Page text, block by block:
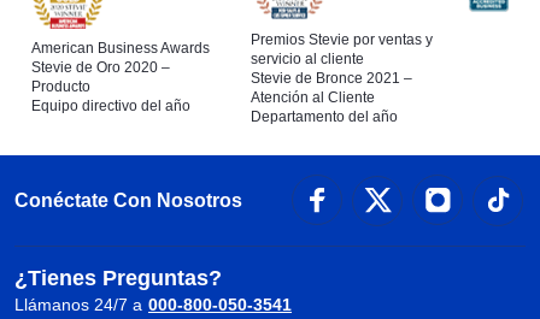
American Business Awards
Stevie de Oro 2020 –
Producto
Equipo directivo del año
Premios Stevie por ventas y
servicio al cliente
Stevie de Bronce 2021 –
Atención al Cliente
Departamento del año
Conéctate Con Nosotros
¿Tienes Preguntas?
Llámanos 24/7 a 000-800-050-3541